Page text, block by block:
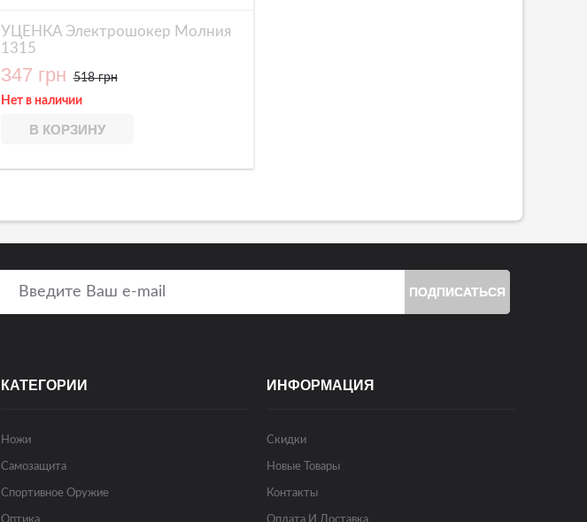
УЦЕНКА Электрошокер Молния
1315
347 грн
518 грн
Нет в наличии
В КОРЗИНУ
ПОДПИСАТЬСЯ
КАТЕГОРИИ
Ножи
Самозащита
Спортивное Оружие
ИНФОРМАЦИЯ
Скидки
Новые Товары
Контакты